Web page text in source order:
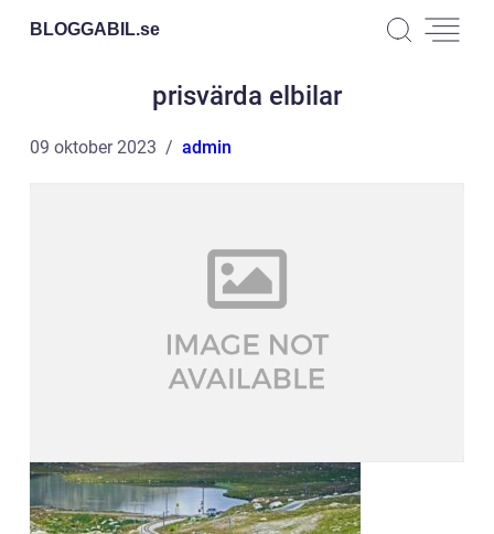
BLOGGABIL.se
prisvärda elbilar
09 oktober 2023 admin